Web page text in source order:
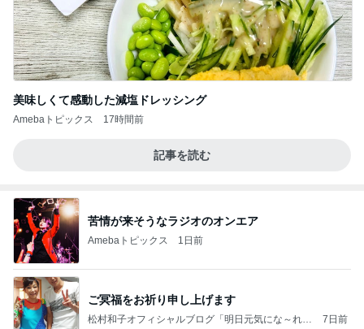
美味しくて感動した減塩ドレッシング
Amebaトピックス 17時間前
記事を読む
苦情が来そうなラジオのオンエア
Amebaトピックス 1日前
ご冥福をお祈り申し上げます
松村和子オフィシャルブログ「明日元気にな～れ」
7日前